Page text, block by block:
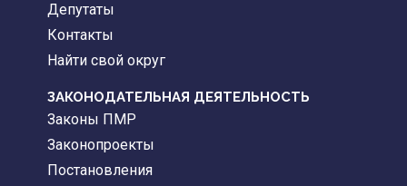
Депутаты
Контакты
Найти свой округ
ЗАКОНОДАТЕЛЬНАЯ ДЕЯТЕЛЬНОСТЬ
Законы ПМР
Законопроекты
Постановления